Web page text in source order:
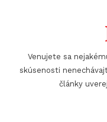
Venujete sa
skúsenosti
články